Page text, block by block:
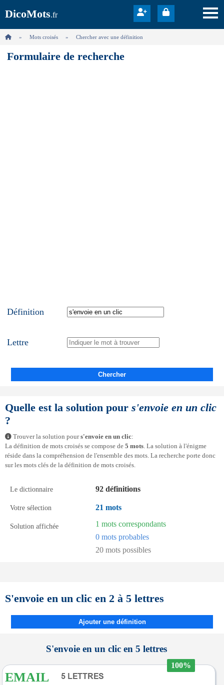
DicoMots.fr
Mots croisés Chercher avec une définition
Formulaire de recherche
Définition
Lettre
Chercher
Quelle est la solution pour s'envoie en un clic
?
Trouver la solution pours'envoie en un clic:
La définition de mots croisés se compose de 5 mots. La solution à l'énigme
réside dans la compréhension de l'ensemble des mots. La recherche porte donc
sur les mots clés de la définition de mots croisés.
Le dictionnaire 92 définitions
Votre sélection 21 mots
Solution affichée
1 mots correspondants
0 mots probables
20 mots possibles
S'envoie en un clic en 2 à 5 lettres
Ajouter une définition
S'envoie en un clic en 5 lettres
100%
EMAIL